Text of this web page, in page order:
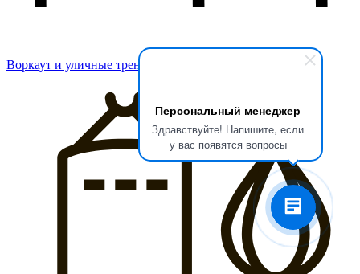
Персональный менеджер
Здравствуйте! Напишите, если
у вас появятся вопросы
Воркаут и уличные тренажеры